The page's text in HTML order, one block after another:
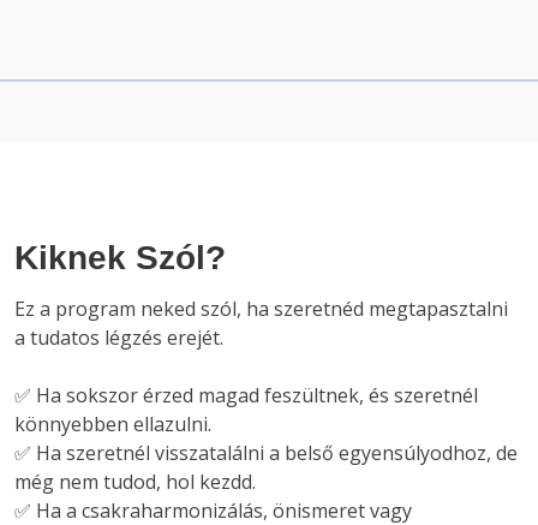
Kiknek Szól?
Ez a program neked szól, ha szeretnéd megtapasztalni
a tudatos légzés erejét.
✅ Ha sokszor érzed magad feszültnek, és szeretnél
könnyebben ellazulni.
✅ Ha szeretnél visszatalálni a belső egyensúlyodhoz, de
még nem tudod, hol kezdd.
✅ Ha a csakraharmonizálás, önismeret vagy